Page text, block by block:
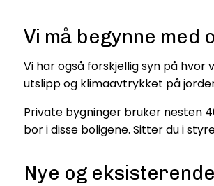
Vi må begynne med
Vi har også forskjellig syn på hvor
utslipp og klimaavtrykket på
Private bygninger bruker nesten
bor i disse boligene. Sitter du i
Nye og